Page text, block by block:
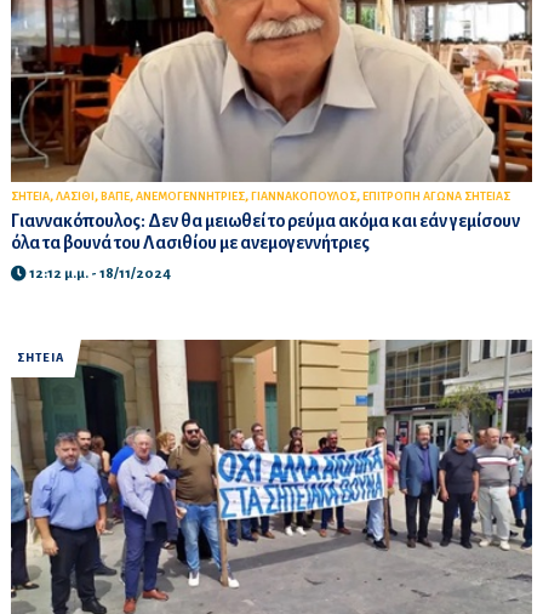
ΣΗΤΕΙΑ, ΛΑΣΙΘΙ , ΒΑΠΕ, ΑΝΕΜΟΓΕΝΝΗΤΡΙΕΣ, ΓΙΑΝΝΑΚΟΠΟΥΛΟΣ, ΕΠΙΤΡΟΠΗ ΑΓΩΝΑ ΣΗΤΕΙΑΣ
Γιαννακόπουλος: Δεν θα μειωθεί το ρεύμα ακόμα και εάν γεμίσουν
όλα τα βουνά του Λασιθίου με ανεμογεννήτριες
12:12 μ.μ. - 18/11/2024
ΣΗΤΕΙΑ